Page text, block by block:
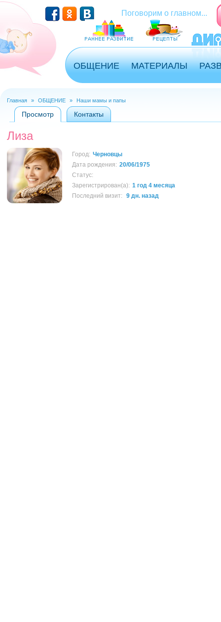
Перейти к основному содержанию
Поговорим о главном...
ОБЩЕНИЕ МАТЕРИАЛЫ
Вы здесь
Главная » ОБЩЕНИЕ » Наши мамы и папы
Главные вкладки
Просмотр (активная вкладка)
Контакты
Лиза
Город: Черновцы
Дата рождения: 20/06/1975
Статус:
Зарегистрирован(а): 1 год 4 месяца
Последний визит:
9 дн. назад